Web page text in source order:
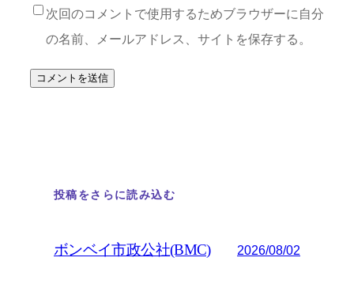
次回のコメントで使用するためブラウザーに自分
の名前、メールアドレス、サイトを保存する。
投稿をさらに読み込む
ボンベイ市政公社(BMC) 2026/08/02